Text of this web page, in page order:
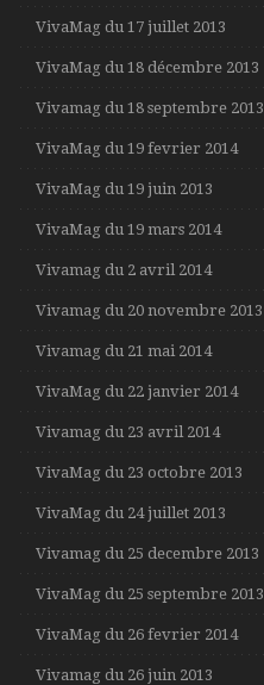
VivaMag du 17 juillet 2013
VivaMag du 18 décembre 2013
Vivamag du 18 septembre 2013
VivaMag du 19 fevrier 2014
VivaMag du 19 juin 2013
VivaMag du 19 mars 2014
Vivamag du 2 avril 2014
Vivamag du 20 novembre 2013
Vivamag du 21 mai 2014
VivaMag du 22 janvier 2014
Vivamag du 23 avril 2014
VivaMag du 23 octobre 2013
VivaMag du 24 juillet 2013
Vivamag du 25 decembre 2013
VivaMag du 25 septembre 2013
VivaMag du 26 fevrier 2014
Vivamag du 26 juin 2013